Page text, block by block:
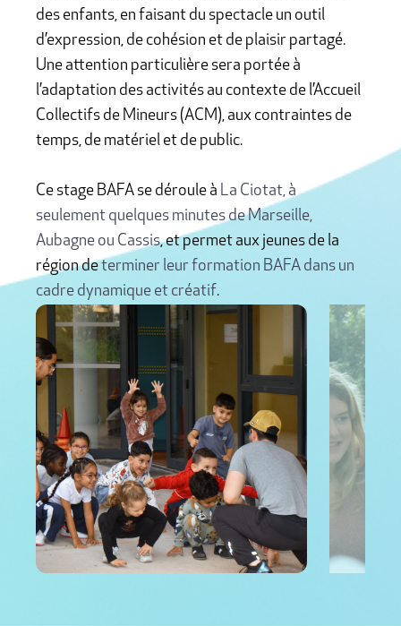
des enfants, en faisant du spectacle un outil
d’expression, de cohésion et de plaisir partagé.
Une attention particulière sera portée à
l’adaptation des activités au contexte de l’Accueil
Collectifs de Mineurs (ACM), aux contraintes de
temps, de matériel et de public.
Ce stage BAFA se déroule à La Ciotat, à
seulement quelques minutes de Marseille,
Aubagne ou Cassis, et permet aux jeunes de la
région determiner leur formation BAFA dans un
cadre dynamique et créatif.